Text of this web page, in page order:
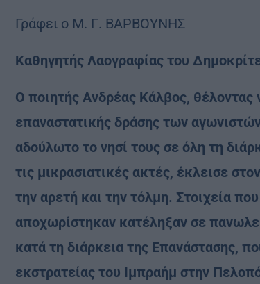
Γράφει ο Μ. Γ. ΒΑΡΒΟΥΝΗΣ
Καθηγητής Λαογραφίας του
Ο ποιητής Ανδρέας Κάλβος, θέλοντας
επαναστατικής δράσης των
αδούλωτο το νησί τους σε όλη τη
τις μικρασιατικές ακτές, έκλεισε
την αρετή και την τόλμη. Στοιχεία
αποχωρίστηκαν κατέληξαν σε
κατά τη διάρκεια της Επανάστασης,
εκστρατείας του Ιμπραήμ στην